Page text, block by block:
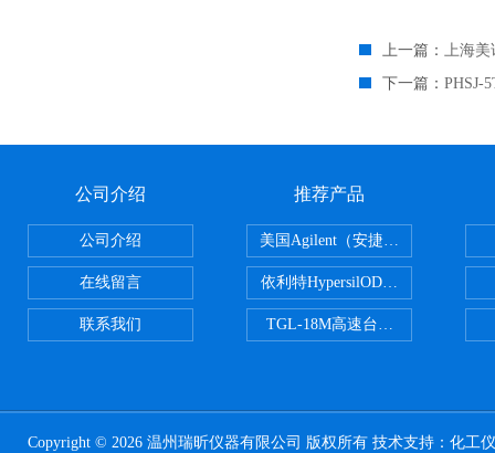
上一篇： 上海美
下一篇： PHSJ-
公司介绍
公司介绍
在线留言
联系我们
推荐产品
美国Agilent（安捷伦） PLOT色谱
依利特HypersilODS2/C18/C8/
TGL-18M高速台式冷冻离心机
Copyright © 2026 温州瑞昕仪器有限公司 版权所有 技术支持： 化工